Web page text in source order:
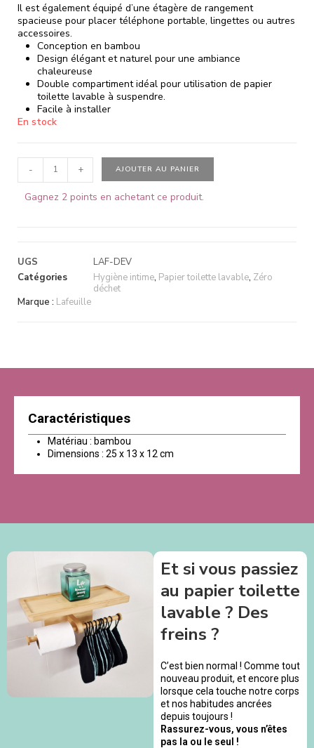
Il est également équipé d’une étagère de rangement
spacieuse pour placer téléphone portable, lingettes ou autres
accessoires.
Conception en bambou
Design élégant et naturel pour une ambiance
chaleureuse
Double compartiment idéal pour utilisation de papier
toilette lavable à suspendre.
Facile à installer
En stock
- + AJOUTER AU PANIER
Gagnez 2 points en achetant ce produit.
UGS
LAF-DEV
Catégories
Hygiène intime, Papier toilette lavable, Zéro
déchet
Marque : Lafeuille
Caractéristiques
Matériau : bambou
Dimensions : 25 x 13 x 12 cm
Et si vous passiez
au papier toilette
lavable ? Des
freins ?
C’est bien normal ! Comme tout
nouveau produit, et encore plus
lorsque cela touche notre corps
et nos habitudes ancrées
depuis toujours !
Rassurez-vous, vous n’êtes
pas la ou le seul !